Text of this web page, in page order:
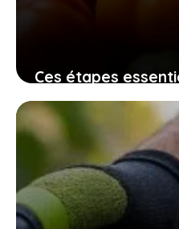
Ces étapes
vos graines de
assurent une
10 novembre 2025